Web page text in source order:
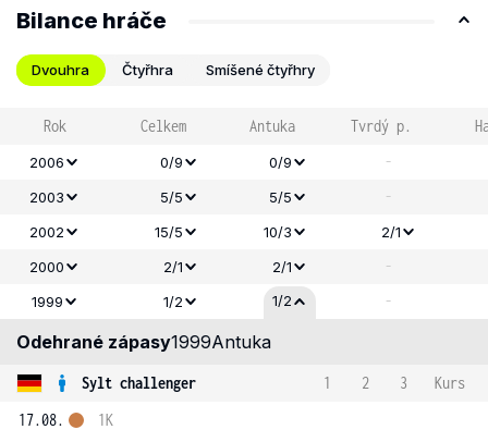
Bilance hráče
Dvouhra Čtyřhra Smíšené čtyřhry
Rok Celkem Antuka Tvrdý p.
2006 0/9 0/9 -
2003 5/5 5/5 -
2002 15/5 10/3
2/1
2000
2/1 2/1 -
1999 1/2 1/2 -
Odehrané zápasy1999Antuka
Sylt challenger 1 2 3
Kurs
17.08.
1K